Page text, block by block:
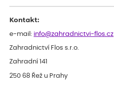
Kontakt:
e-mail: info@zahradnictvi-flos.cz
Zahradnictví Flos s.r.o.
Zahradní 141
250 68 Řež u Prahy